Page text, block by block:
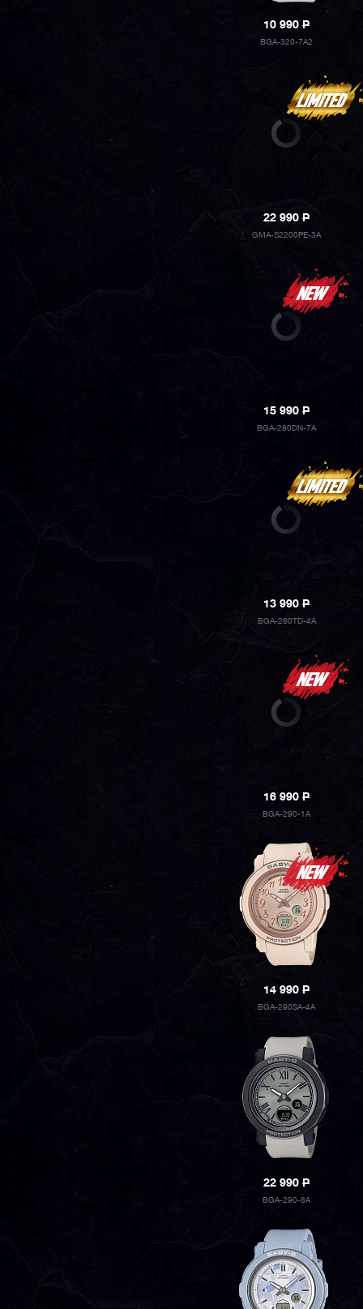
10 990P
BGA-320-7A2
22 990P
GMA-S2200PE-3A
15 990P
BGA-280DN-7A
13 990P
BGA-280TD-4A
16 990P
BGA-290-1A
14 990P
BGA-290SA-4A
22 990P
BGA-290-8A